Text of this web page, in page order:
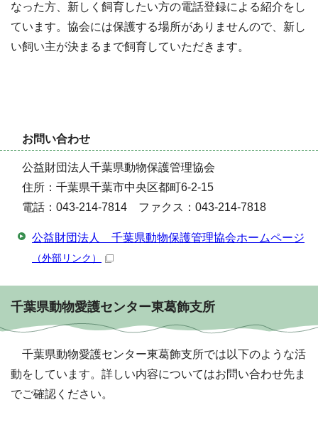
なった方、新しく飼育したい方の電話登録による紹介をし
ています。協会には保護する場所がありませんので、新し
い飼い主が決まるまで飼育していただきます。
お問い合わせ
公益財団法人千葉県動物保護管理協会
住所：千葉県千葉市中央区都町6-2-15
電話：043-214-7814 ファクス：043-214-7818
公益財団法人 千葉県動物保護管理協会ホームページ
（外部リンク）
千葉県動物愛護センター東葛飾支所
千葉県動物愛護センター東葛飾支所では以下のような活
動をしています。詳しい内容についてはお問い合わせ先ま
でご確認ください。